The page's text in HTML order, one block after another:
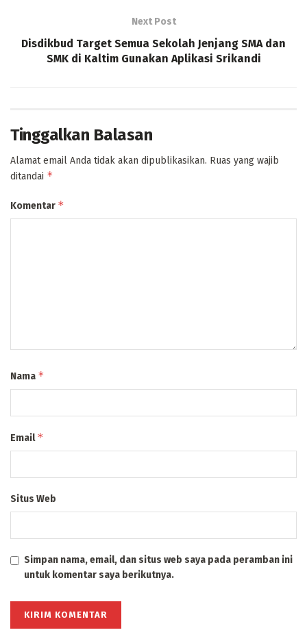
Next Post
Disdikbud Target Semua Sekolah Jenjang SMA dan
SMK di Kaltim Gunakan Aplikasi Srikandi
Tinggalkan Balasan
Alamat email Anda tidak akan dipublikasikan. Ruas yang wajib
ditandai *
Komentar *
Nama *
Email*
Situs Web
Simpan nama, email, dan situs web saya pada peramban ini
untuk komentar saya berikutnya.